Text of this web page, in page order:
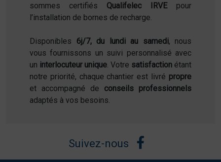
sommes certifiés Qualifelec IRVEpour
l’installation de bornes de recharge.
Disponibles 6j/7, du lundi au samedi, nous
vous fournissons un suivi personnalisé avec
un interlocuteur unique. Votre satisfaction étant
notre priorité, chaque chantier est livré propre
et accompagné de conseils professionnels
adaptés à vos besoins.
Suivez-nous